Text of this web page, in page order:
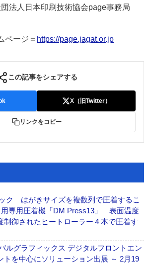
法人日本印刷技術協会page事務局
ページ＝ https://page.jagat.or.jp
この記事をシェアする
X（旧Twitter）
リンクをコピー
ック はがきサイズを複数列で圧着するこ
用専用圧着機「DM Press13」 表面温度
制御されたヒートローラー４本で圧着す
ルグラフィックス デジタルフロントエン
トを中心にソリューション出展 ～ 2月19